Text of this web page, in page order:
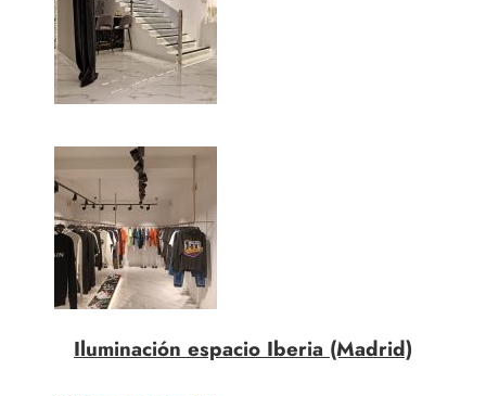
Iluminación espacio Iberia (Madrid)